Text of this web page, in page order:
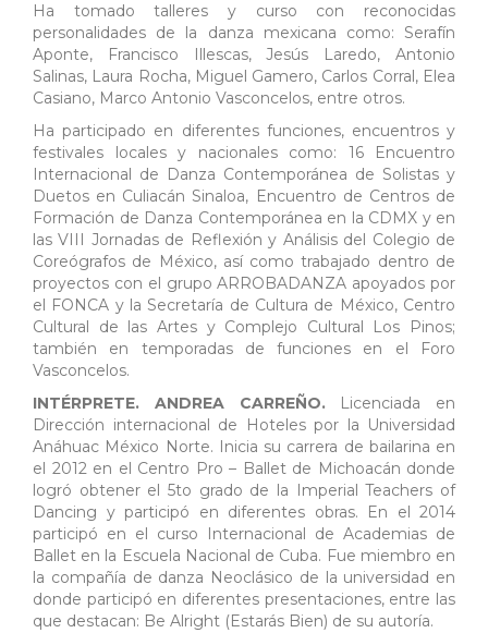
Ha tomado talleres y curso con reconocidas
personalidades de la danza mexicana como: Serafín
Aponte, Francisco Illescas, Jesús Laredo, Antonio
Salinas, Laura Rocha, Miguel Gamero, Carlos Corral, Elea
Casiano, Marco Antonio Vasconcelos, entre otros.
Ha participado en diferentes funciones, encuentros y
festivales locales y nacionales como: 16 Encuentro
Internacional de Danza Contemporánea de Solistas y
Duetos en Culiacán Sinaloa, Encuentro de Centros de
Formación de Danza Contemporánea en la CDMX y en
las VIII Jornadas de Reflexión y Análisis del Colegio de
Coreógrafos de México, así como trabajado dentro de
proyectos con el grupo ARROBADANZA apoyados por
el FONCA y la Secretaría de Cultura de México, Centro
Cultural de las Artes y Complejo Cultural Los Pinos;
también en temporadas de funciones en el Foro
Vasconcelos.
INTÉRPRETE. ANDREA CARREÑO.
Licenciada en
Dirección internacional de Hoteles por la Universidad
Anáhuac México Norte. Inicia su carrera de bailarina en
el 2012 en el Centro Pro – Ballet de Michoacán donde
logró obtener el 5to grado de la Imperial Teachers of
Dancing y participó en diferentes obras. En el 2014
participó en el curso Internacional de Academias de
Ballet en la Escuela Nacional de Cuba. Fue miembro en
la compañía de danza Neoclásico de la universidad en
donde participó en diferentes presentaciones, entre las
que destacan: Be Alright (Estarás Bien) de su autoría.